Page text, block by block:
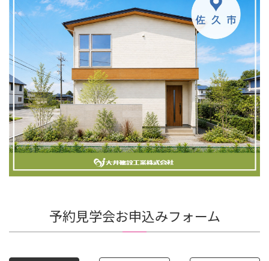
予約見学会お申込みフォーム